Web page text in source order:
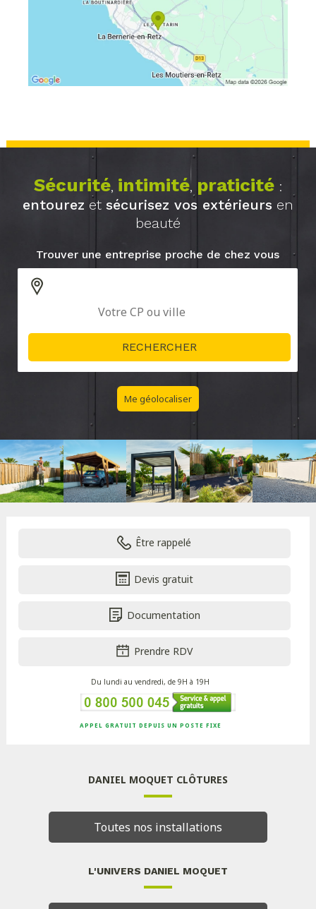
Sécurité, intimité, praticité:
entourez et sécurisez vos extérieurs en
beauté
Trouver une entreprise proche de chez vous
Me géolocaliser
Être rappelé
Devis gratuit
Documentation
Prendre RDV
Du lundi au vendredi, de 9H à 19H
APPEL GRATUIT DEPUIS UN POSTE FIXE
DANIEL MOQUET CLÔTURES
Toutes nos installations
L'UNIVERS DANIEL MOQUET